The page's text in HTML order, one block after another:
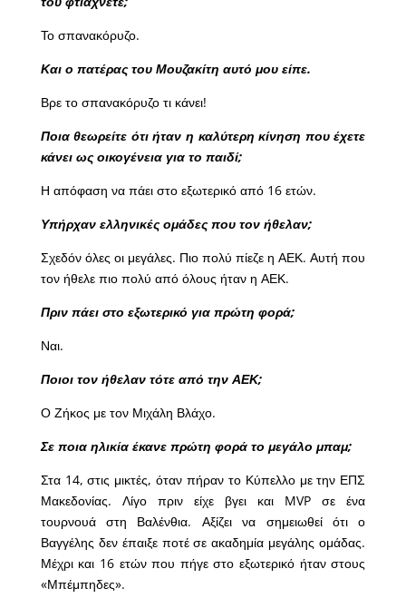
Το σπανακόρυζο.
Και ο πατέρας του Μουζακίτη αυτό μου είπε.
Βρε το σπανακόρυζο τι κάνει!
Ποια θεωρείτε ότι ήταν η καλύτερη κίνηση που έχετε
κάνει ως οικογένεια για το παιδί;
Η απόφαση να πάει στο εξωτερικό από 16 ετών.
Υπήρχαν ελληνικές ομάδες που τον ήθελαν;
Σχεδόν όλες οι μεγάλες. Πιο πολύ πίεζε η ΑΕΚ. Αυτή που
τον ήθελε πιο πολύ από όλους ήταν η ΑΕΚ.
Πριν πάει στο εξωτερικό για πρώτη φορά;
Ναι.
Ποιοι τον ήθελαν τότε από την ΑΕΚ;
Ο Ζήκος με τον Μιχάλη Βλάχο.
Σε ποια ηλικία έκανε πρώτη φορά το μεγάλο μπαμ;
Στα 14, στις μικτές, όταν πήραν το Κύπελλο με την ΕΠΣ
Μακεδονίας. Λίγο πριν είχε βγει και MVP σε ένα
τουρνουά στη Βαλένθια. Αξίζει να σημειωθεί ότι ο
Βαγγέλης δεν έπαιξε ποτέ σε ακαδημία μεγάλης ομάδας.
Μέχρι και 16 ετών που πήγε στο εξωτερικό ήταν στους
«Μπέμπηδες».